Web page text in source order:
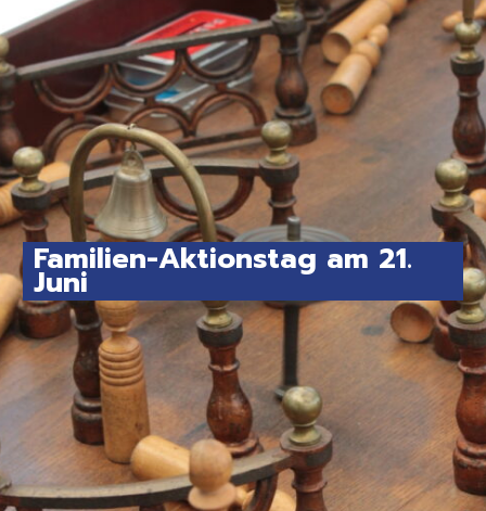
Familien-Aktionstag am 21.
Juni